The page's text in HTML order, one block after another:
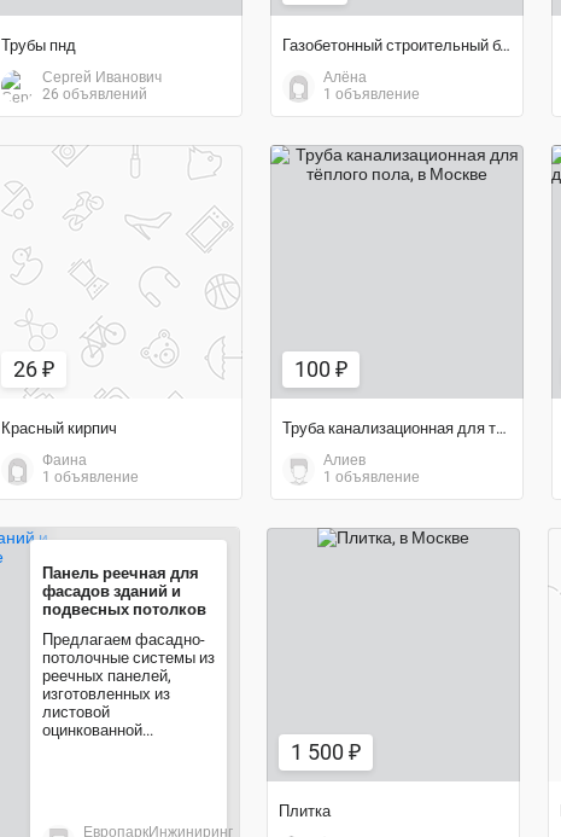
Трубы пнд
Сергей Иванович
26 объявлений
Газобетонный строительный блок
Алёна
1 объявление
26 ₽
Красный кирпич
Фаина
1 объявление
26 ₽
100 ₽
Труба канализационная для тёплого пола
Алиев
1 объявление
Панель реечная для
фасадов зданий и
подвесных потолков
Предлагаем фасадно-
потолочные системы из
реечных панелей,
изготовленных из
листовой
оцинкованной...
ЕвропаркИнжиниринг
1 500 ₽
Плитка